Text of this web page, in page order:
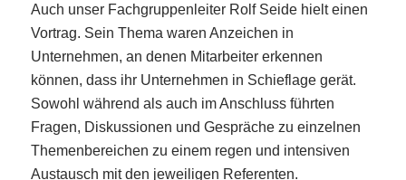
Auch unser Fachgruppenleiter Rolf Seide hielt einen
Vortrag. Sein Thema waren Anzeichen in
Unternehmen, an denen Mitarbeiter erkennen
können, dass ihr Unternehmen in Schieflage gerät.
Sowohl während als auch im Anschluss führten
Fragen, Diskussionen und Gespräche zu einzelnen
Themenbereichen zu einem regen und intensiven
Austausch mit den jeweiligen Referenten.